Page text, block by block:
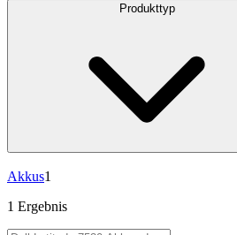
Produkttyp
Akkus1
1 Ergebnis